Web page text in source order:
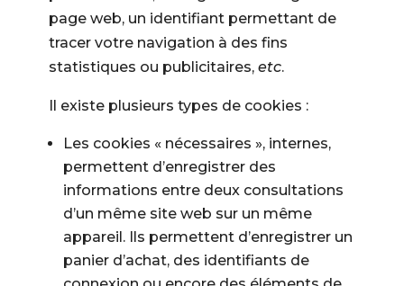
page web, un identifiant permettant de
tracer votre navigation à des fins
statistiques ou publicitaires, etc.
Il existe plusieurs types de cookies :
Les cookies « nécessaires », internes,
permettent d’enregistrer des
informations entre deux consultations
d’un même site web sur un même
appareil. Ils permettent d’enregistrer un
panier d’achat, des identifiants de